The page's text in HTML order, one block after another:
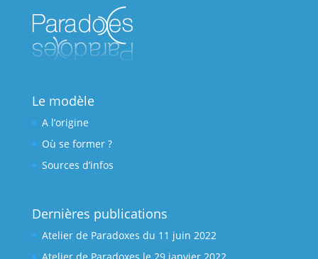
Le modèle
A l’origine
Où se former ?
Sources d’infos
Dernières publications
Atelier de Paradoxes du 11 juin 2022